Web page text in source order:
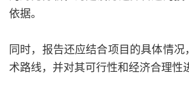
依据。
同时，报告还应结合项目的具体情况
术路线，并对其可行性和经济合理性